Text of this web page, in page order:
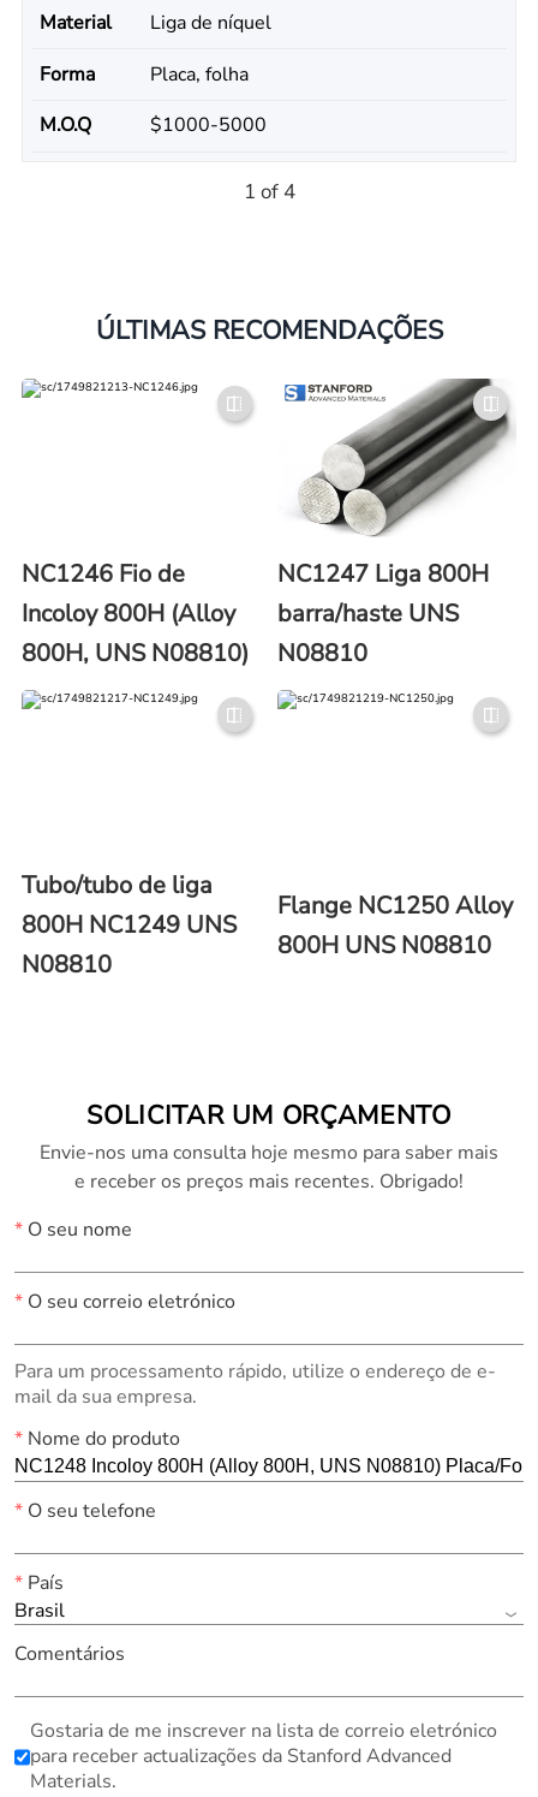
Material
Liga de níquel
Forma
Placa, folha
M.O.Q
$1000-5000
1 of 4
ÚLTIMAS RECOMENDAÇÕES
NC1246 Fio de
Incoloy 800H (Alloy
800H, UNS N08810)
NC1247 Liga 800H
barra/haste UNS
N08810
Tubo/tubo de liga
800H NC1249 UNS
N08810
Flange NC1250 Alloy
800H UNS N08810
SOLICITAR UM ORÇAMENTO
Envie-nos uma consulta hoje mesmo para saber mais
e receber os preços mais recentes. Obrigado!
*O seu nome
*O seu correio eletrónico
Para um processamento rápido, utilize o endereço de e-
mail da sua empresa.
*Nome do produto
*O seu telefone
*País
Brasil
Comentários
Gostaria de me inscrever na lista de correio eletrónico
para receber actualizações da Stanford Advanced
Materials.